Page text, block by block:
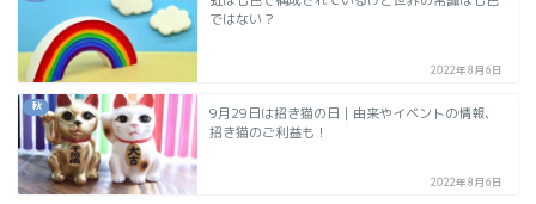
ではない？
2022年8月6日
秋
9月29日は招き猫の日｜由来やイベントの情報、
招き猫のご利益も！
2022年8月6日